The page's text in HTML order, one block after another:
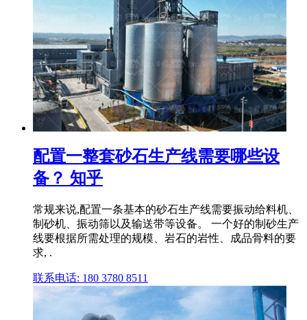
配置一整套砂石生产线需要哪些设
备？ 知乎
常规来说,配置一条基本的砂石生产线需要振动给料机、
制砂机、振动筛以及输送带等设备。 一个好的制砂生产
线要根据所需处理的规模、岩石的岩性、成品骨料的要
求, .
联系电话: 180 3780 8511